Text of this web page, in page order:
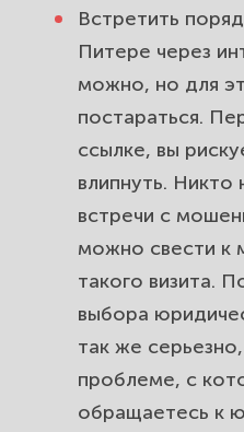
Встретить
Питере через
можно, но для
постараться.
ссылке, вы
влипнуть.
встречи с
можно свести к
такого визита.
выбора
так же
проблеме, с
обращаетесь к